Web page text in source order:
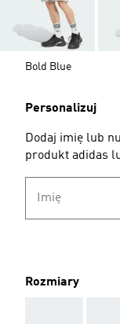
Bold Blue
Personalizuj
Dodaj imię lub
produkt adidas
Imię
Rozmiary